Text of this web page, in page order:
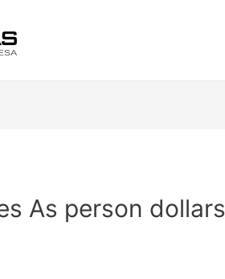
As person dollars